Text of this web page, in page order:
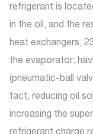
refrigerant is
in the oil, and the
heat exchangers,
the evaporator;
(pneumatic-ball
fact, reducing oil
increasing the
refrigerant charge